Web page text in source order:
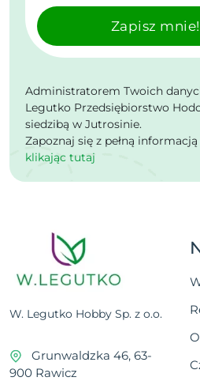
Zapisz mnie!
Administratorem Twoich
Legutko Przedsiębiorstwo
siedzibą w Jutrosinie.
Zapoznaj się z pełną
klikając tutaj
W. Legutko Hobby Sp. z o.o.
Grunwaldzka 46, 63-
900 Rawicz